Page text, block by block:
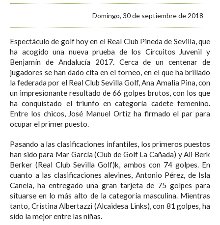
Domingo, 30 de septiembre de 2018
Espectáculo de golf hoy en el Real Club Pineda de Sevilla, que
ha acogido una nueva prueba de los Circuitos Juvenil y
Benjamín de Andalucía 2017. Cerca de un centenar de
jugadores se han dado cita en el torneo, en el que ha brillado
la federada por el Real Club Sevilla Golf, Ana Amalia Pina, con
un impresionante resultado de 66 golpes brutos, con los que
ha conquistado el triunfo en categoría cadete femenino.
Entre los chicos, José Manuel Ortiz ha firmado el par para
ocupar el primer puesto.
Pasando a las clasificaciones infantiles, los primeros puestos
han sido para Mar García (Club de Golf La Cañada) y Ali Berk
Berker (Real Club Sevilla Golf)k, ambos con 74 golpes. En
cuanto a las clasificaciones alevines, Antonio Pérez, de Isla
Canela, ha entregado una gran tarjeta de 75 golpes para
situarse en lo más alto de la categoría masculina. Mientras
tanto, Cristina Albertazzi (Alcaidesa Links), con 81 golpes, ha
sido la mejor entre las niñas.